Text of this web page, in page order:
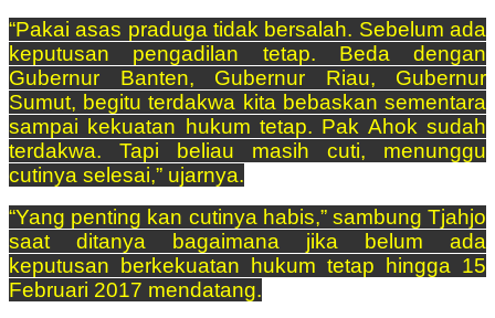
“Pakai asas praduga tidak bersalah. Sebelum ada
keputusan pengadilan tetap. Beda dengan
Gubernur Banten, Gubernur Riau, Gubernur
Sumut, begitu terdakwa kita bebaskan sementara
sampai kekuatan hukum tetap. Pak Ahok sudah
terdakwa. Tapi beliau masih cuti, menunggu
cutinya selesai,” ujarnya.
“Yang penting kan cutinya habis,” sambung Tjahjo
saat ditanya bagaimana jika belum ada
keputusan berkekuatan hukum tetap hingga 15
Februari 2017 mendatang.